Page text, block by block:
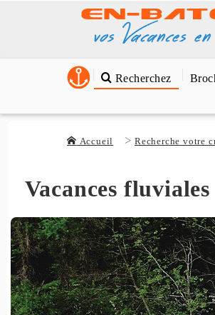
Recherchez
Accueil Recherche votre
Vacances